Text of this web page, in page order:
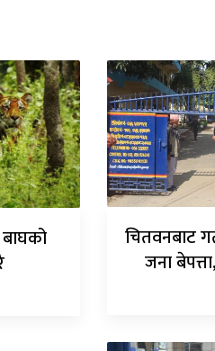
बाघको
चितवनबाट
जना